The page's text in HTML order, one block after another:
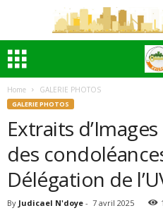
Home GALERIE PHOTOS
GALERIE PHOTOS
Extraits
des
Délégation de
By Judicael N'doye - 7 avril 2025